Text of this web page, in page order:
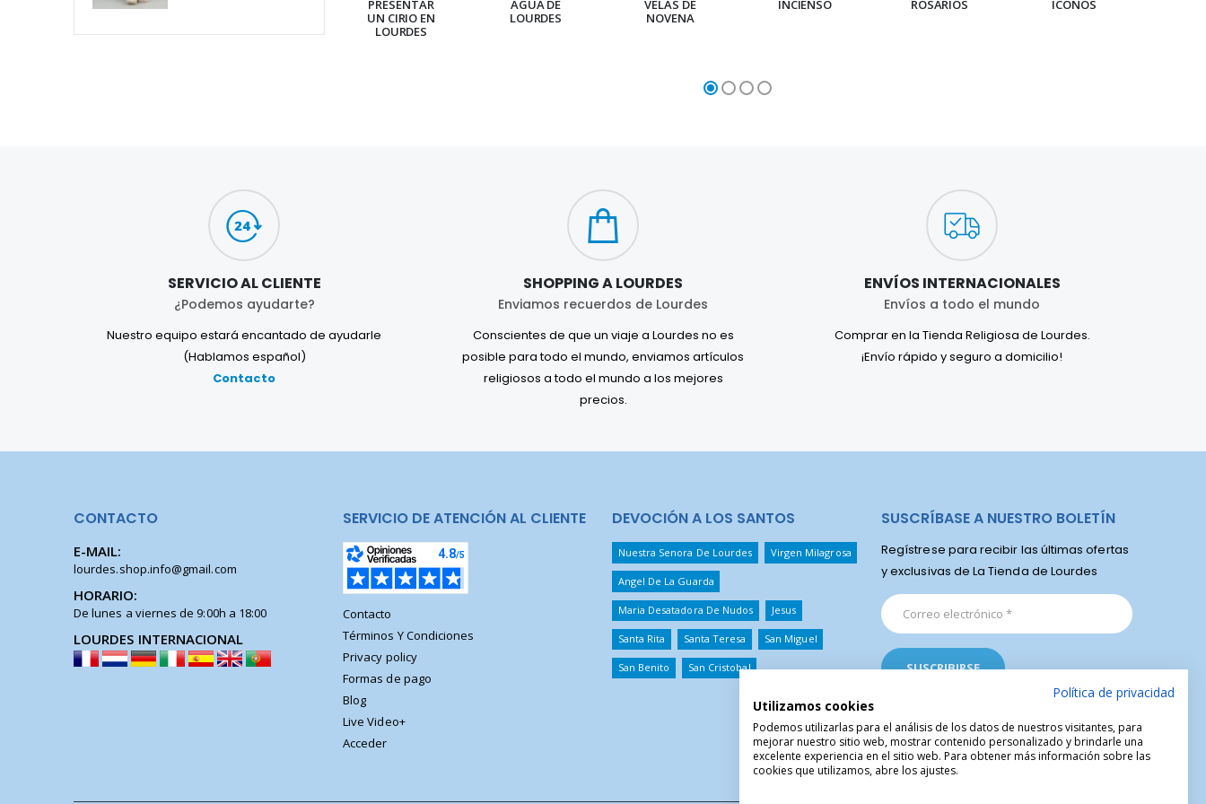
PRESENTAR
UN CIRIO EN
LOURDES
AGUA DE
LOURDES
VELAS DE
NOVENA
INCIENSO ROSARIOS ICONOS
SERVICIO AL CLIENTE
¿Podemos ayudarte?
Nuestro equipo estará encantado de ayudarle
(Hablamos español)
Contacto
SHOPPING A LOURDES
Enviamos recuerdos de Lourdes
Conscientes de que un viaje a Lourdes no es
posible para todo el mundo, enviamos artículos
religiosos a todo el mundo a los mejores
precios.
ENVÍOS INTERNACIONALES
Envíos a todo el mundo
Comprar en la Tienda Religiosa de Lourdes.
¡Envío rápido y seguro a domicilio!
CONTACTO
E-MAIL:
lourdes.shop.info@gmail.com
HORARIO:
De lunes a viernes de 9:00h a 18:00
LOURDES INTERNACIONAL
SERVICIO DE ATENCIÓN AL CLIENTE
Contacto
Términos Y Condiciones
Privacy policy
Formas de pago
Blog
Live Video+
Acceder
DEVOCIÓN A LOS SANTOS
Nuestra Senora De Lourdes Virgen Milagrosa
Angel De La Guarda
Maria Desatadora De Nudos Jesus
Santa Rita Santa Teresa San Miguel
San Benito San Cristobal
SUSCRÍBASE A NUESTRO BOLETÍN
Regístrese para recibir las últimas ofertas
y exclusivas de La Tienda de Lourdes
Política de privacidad
Utilizamos cookies
Podemos utilizarlas para el análisis de los datos de nuestros visitantes, para
mejorar nuestro sitio web, mostrar contenido personalizado y brindarle una
excelente experiencia en el sitio web. Para obtener más información sobre las
cookies que utilizamos, abre los ajustes.